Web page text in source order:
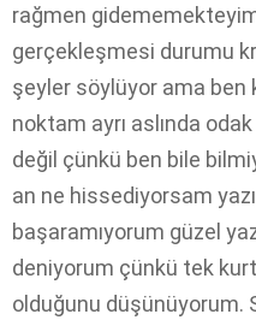
rağmen
gerçekleşmesi durumu
şeyler söylüyor ama ben
noktam ayrı aslında
değil çünkü ben bile
an ne hissediyorsam
başaramıyorum güzel
deniyorum çünkü tek
olduğunu düşünüyorum.